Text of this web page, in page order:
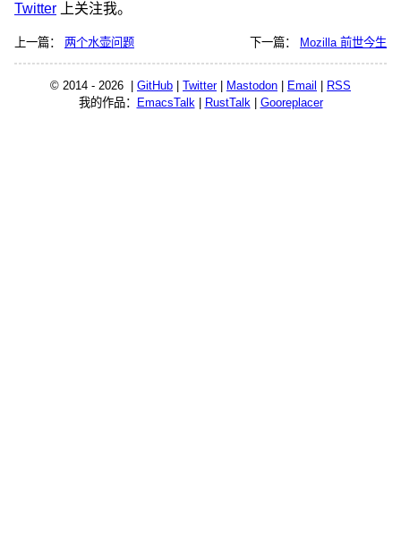
Twitter 上关注我。
上一篇： 两个水壶问题 下一篇： Mozilla 前世今生
© 2014 - 2026 | GitHub | Twitter| Mastodon | Email | RSS
我的作品： EmacsTalk | RustTalk | Gooreplacer